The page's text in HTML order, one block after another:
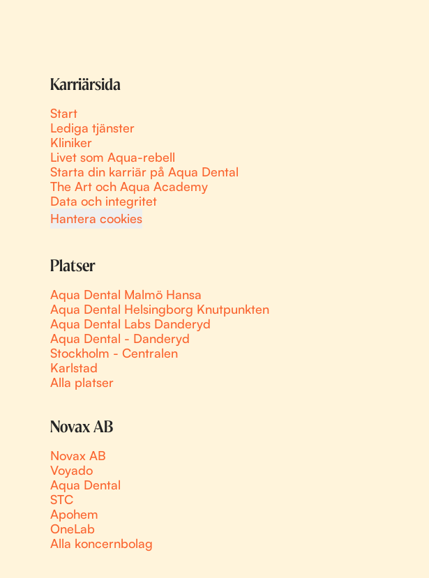
Karriärsida
Start
Lediga tjänster
Kliniker
Livet som Aqua-rebell
Starta din karriär på Aqua Dental
The Art och Aqua Academy
Data och integritet
Hantera cookies
Platser
Aqua Dental Malmö Hansa
Aqua Dental Helsingborg Knutpunkten
Aqua Dental Labs Danderyd
Aqua Dental - Danderyd
Stockholm - Centralen
Karlstad
Alla platser
Novax AB
Novax AB
Voyado
Aqua Dental
STC
Apohem
OneLab
Alla koncernbolag